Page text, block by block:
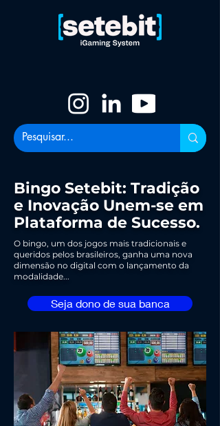
Bingo Setebit: Tradição
e Inovação Unem-se em
Plataforma de Sucesso.
O bingo, um dos jogos mais tradicionais e
queridos pelos brasileiros, ganha uma nova
dimensão no digital com o lançamento da
modalidade...
Seja dono de sua banca